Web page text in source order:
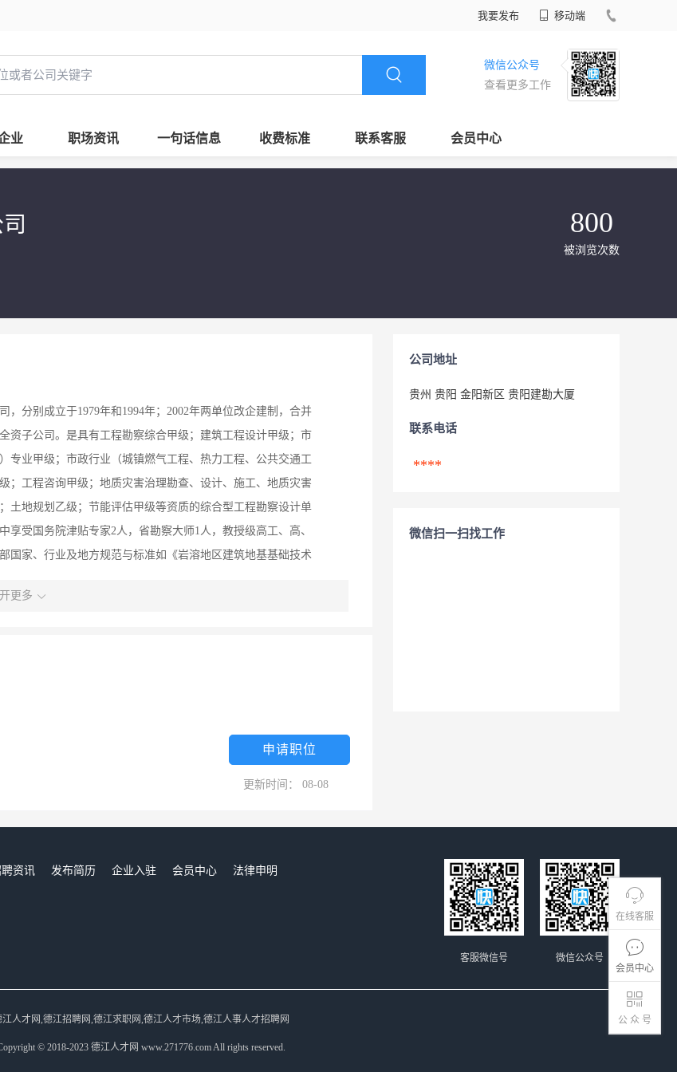
我要发布 移动端
微信公众号
查看更多工作
业 职场资讯 一句话信息 收费标准 联系客服 会员中心
在线客服
会员中心
公 众 号
800
被浏览次数
分别成立于1979年和1994年；2002年两单位改企建制，合并
资子公司。是具有工程勘察综合甲级；建筑工程设计甲级；市
专业甲级；市政行业（城镇燃气工程、热力工程、公共交通工
；工程咨询甲级；地质灾害治理勘查、设计、施工、地质灾害
土地规划乙级；节能评估甲级等资质的综合型工程勘察设计单
受国务院津贴专家2人，省勘察大师1人，教授级高工、高、
国家、行业及地方规范与标准如《岩溶地区建筑地基基础技术
震防灾规划》等；参与行业协会、学会10余个，为中国勘察设
建设科技进步先进集体”、“全国工程勘察与岩土行业诚信单
创造了卓越业绩，赢得了良好信誉在贵阳市乃至贵州省都享有
更多
申请职位
更新时间： 08-08
公司地址
贵州 贵阳 金阳新区 贵阳建勘大厦
联系电话
****
微信扫一扫找工作
资讯 发布简历 企业入驻 会员中心
法律申明
微信公众号
客服微信号
江人才网,德江招聘网,德江求职网,德江人才市场,德江人事人才招聘网
© 2018-2023 德江人才网 www.271776.com All rights reserved.